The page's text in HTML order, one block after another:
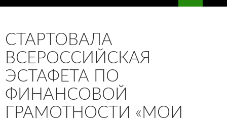
СТАРТОВАЛА
ВСЕРОССИЙСКАЯ
ЭСТАФЕТА ПО
ФИНАНСОВОЙ
ГРАМОТНОСТИ «МОИ